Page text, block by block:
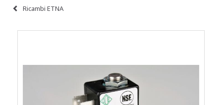
Ricambi ETNA